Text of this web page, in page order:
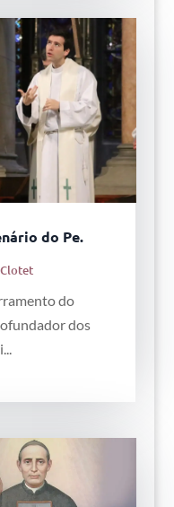
do Pe.
do
dos